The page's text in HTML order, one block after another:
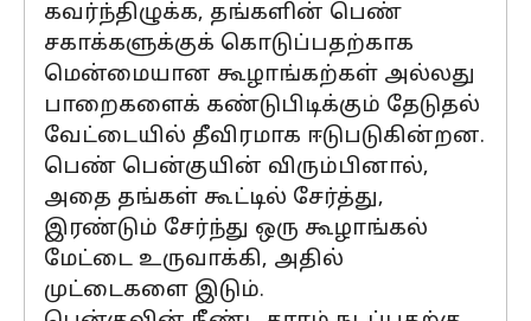
கவர்ந்திழுக்க, தங்களின் பெண்
சகாக்களுக்குக் கொடுப்பதற்காக
மென்மையான கூழாங்கற்கள் அல்லது
பாறைகளைக் கண்டுபிடிக்கும் தேடுதல்
வேட்டையில் தீவிரமாக ஈடுபடுகின்றன.
பெண் பென்குயின் விரும்பினால்,
அதை தங்கள் கூட்டில் சேர்த்து,
இரண்டும் சேர்ந்து ஒரு கூழாங்கல்
மேட்டை உருவாக்கி, அதில்
முட்டைகளை இடும்.